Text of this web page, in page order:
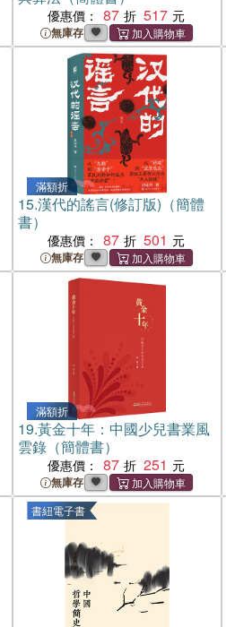
優惠價： 87 517
無庫存
滿額折
15.漢代的謠言(修訂版)（簡體
書）
優惠價： 87 501
無庫存
滿額折
19.黃金十年：中國少兒書業風
雲錄（簡體書）
優惠價： 87 251
無庫存
書紐電子書